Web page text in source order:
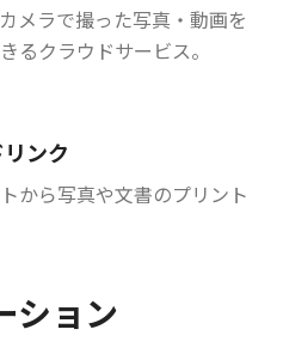
メラで撮った写真・動画を
るクラウドサービス。
ンク
から写真や文書のプリント
ション